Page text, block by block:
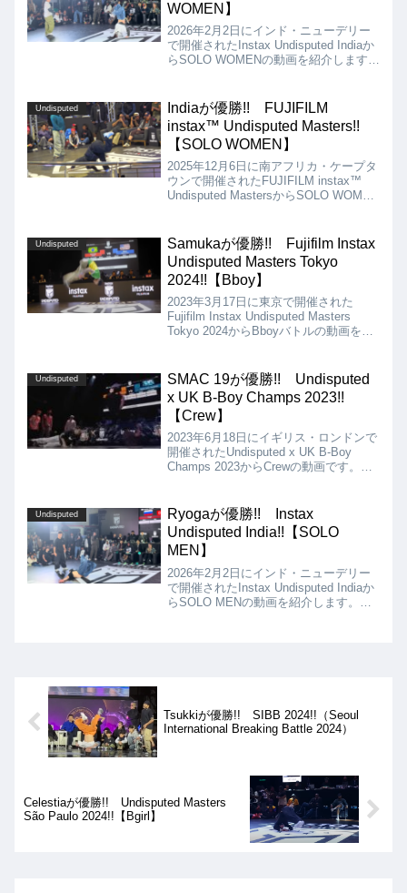
WOMEN】
2026年2月2日にインド・ニューデリー
で開催されたInstax Undisputed Indiaか
らSOLO WOMENの動画を紹介します。
た!!
Undisputed
Indiaが優勝!! FUJIFILM
instax™ Undisputed Masters!!
【SOLO WOMEN】
2025年12月6日に南アフリカ・ケープタ
ウンで開催されたFUJIFILM instax™
Undisputed MastersからSOLO WOMEN
は、Indiaが優勝となりました!!
Undisputed
Samukaが優勝!! Fujifilm Instax
Undisputed Masters Tokyo
2024!!【Bboy】
2023年3月17日に東京で開催された
Fujifilm Instax Undisputed Masters
Tokyo 2024からBboyバトルの動画を紹
の優勝となりました!!
Undisputed
SMAC 19が優勝!! Undisputed
x UK B-Boy Champs 2023!!
【Crew】
2023年6月18日にイギリス・ロンドンで
開催されたUndisputed x UK B-Boy
Champs 2023からCrewの動画です。決
優勝となりました!!
Undisputed
Ryogaが優勝!! Instax
Undisputed India!!【SOLO
MEN】
2026年2月2日にインド・ニューデリー
で開催されたInstax Undisputed Indiaか
らSOLO MENの動画を紹介します。決
Tsukkiが優勝!! SIBB 2024!!（Seoul
International Breaking Battle 2024）
Celestiaが優勝!! Undisputed Masters
São Paulo 2024!!【Bgirl】